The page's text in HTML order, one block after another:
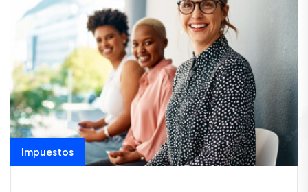
Impuestos